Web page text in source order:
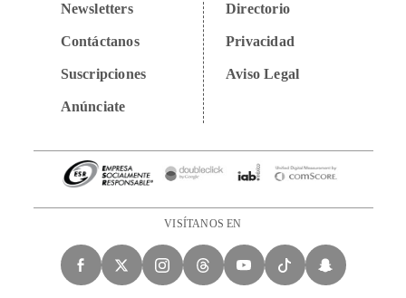
Newsletters
Contáctanos
Suscripciones
Anúnciate
Directorio
Privacidad
Aviso Legal
VISÍTANOS EN